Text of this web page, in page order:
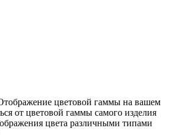
цветовой гаммы на вашем
от цветовой гаммы самого изделия
цвета различными типами